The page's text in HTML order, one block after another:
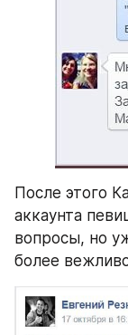
После этого
аккаунта
вопросы, но
более